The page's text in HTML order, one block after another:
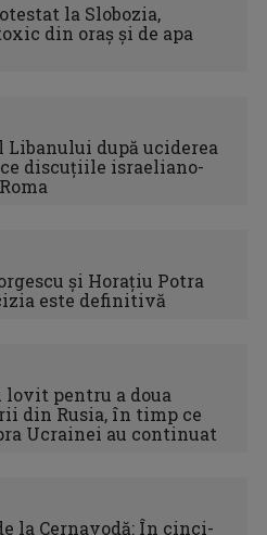
la Slobozia,
din oraș și de apa
după uciderea
discuţiile israeliano-
și Horațiu Potra
este definitivă
lovit pentru a doua
din Rusia, în timp ce
Ucrainei au continuat
la Cernavodă: În cinci-